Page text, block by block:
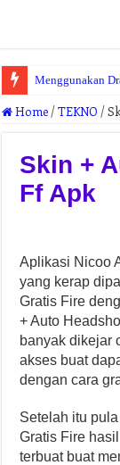
Menggunakan
Download
Home /TEKNO /
Skin +
Ff Apk
Aplikasi Nicoo
yang kerap
Gratis Fire
+ Auto
banyak dikejar
akses buat
dengan cara
Setelah itu
Gratis Fire
terbuat buat